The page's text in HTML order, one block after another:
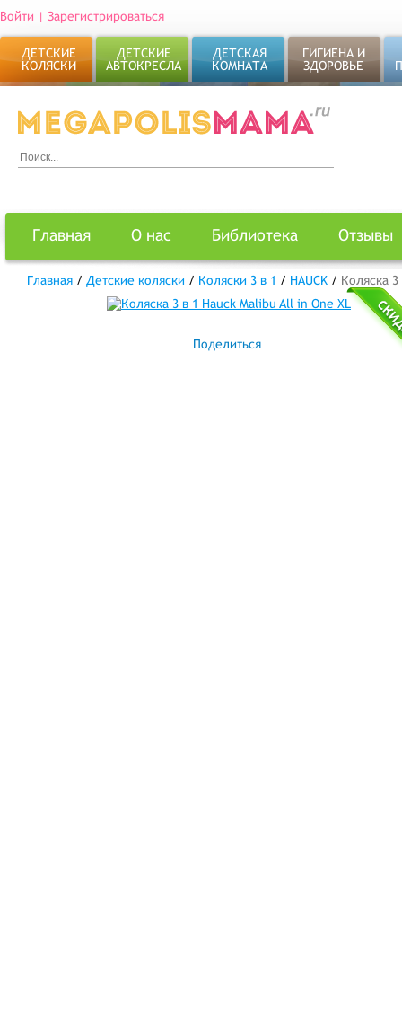
Войти | Зарегистрироваться
ДЕТСКИЕ
КОЛЯСКИ
ДЕТСКИЕ
АВТОКРЕСЛА
ДЕТСКАЯ
КОМНАТА
ГИГИЕНА И
ЗДОРОВЬЕ
Главная О нас Библиотека Отзывы
Главная / Детские коляски / Коляски 3 в 1 / HAUCK / Коляска
Поделиться